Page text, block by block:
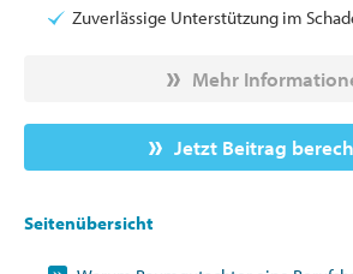
Zuverlässige Unterstützung im
Mehr
Jetzt Beitrag
Seitenübersicht